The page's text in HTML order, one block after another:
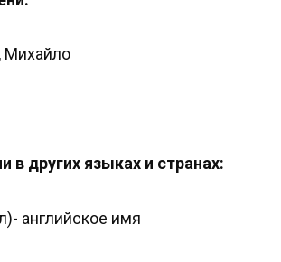
в других языках и странах:
английское имя